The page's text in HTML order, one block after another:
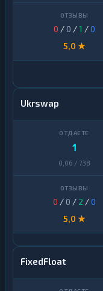
0 / 0 /1 /0
5,0 ★
Ukrswap
1
0,06 / 738
0 / 0 / 2 /0
5,0 ★
FixedFloat